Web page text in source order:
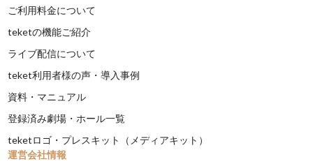
ご利用料金について
teketの機能ご紹介
ライブ配信について
teket利用者様の声・導入事例
資料・マニュアル
登録済み劇場・ホール一覧
teketロゴ・プレスキット（メディアキット）
運営会社情報